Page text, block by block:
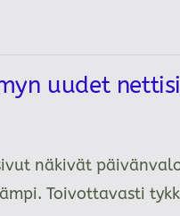
uudet
näkivät
Toivottavasti